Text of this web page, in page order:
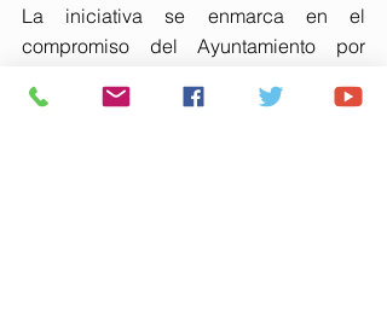
La iniciativa se enmarca en el
compromiso del Ayuntamiento por
consolidado y promover actuaciones